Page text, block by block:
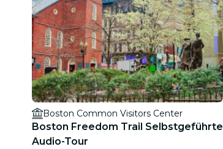
Boston Common Visitors Center
Boston Freedom Trail Selbstgeführte
Audio-Tour